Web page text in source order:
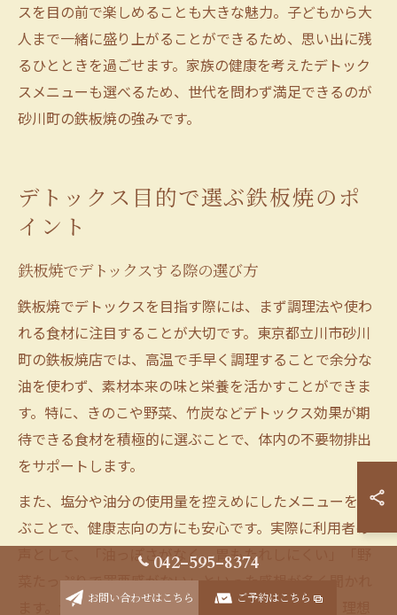
スを目の前で楽しめることも大きな魅力。子どもから大
人まで一緒に盛り上がることができるため、思い出に残
るひとときを過ごせます。家族の健康を考えたデトック
スメニューも選べるため、世代を問わず満足できるのが
砂川町の鉄板焼の強みです。
デトックス目的で選ぶ鉄板焼のポ
イント
鉄板焼でデトックスする際の選び方
鉄板焼でデトックスを目指す際には、まず調理法や使わ
れる食材に注目することが大切です。東京都立川市砂川
町の鉄板焼店では、高温で手早く調理することで余分な
油を使わず、素材本来の味と栄養を活かすことができま
す。特に、きのこや野菜、竹炭などデトックス効果が期
待できる食材を積極的に選ぶことで、体内の不要物排出
をサポートします。
また、塩分や油分の使用量を控えめにしたメニューを選
ぶことで、健康志向の方にも安心です。実際に利用者の
声として、「油っぽさがなく、胃もたれしにくい」「野
菜たっぷりで罪悪感がない」といった感想が多く聞かれ
ます。食事のバランスや調理法を意識することが、理想
042-595-8374
お問い合わせはこちら ご予約はこちら